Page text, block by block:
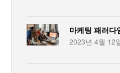
마케팅 패러다
2023년 4월 12